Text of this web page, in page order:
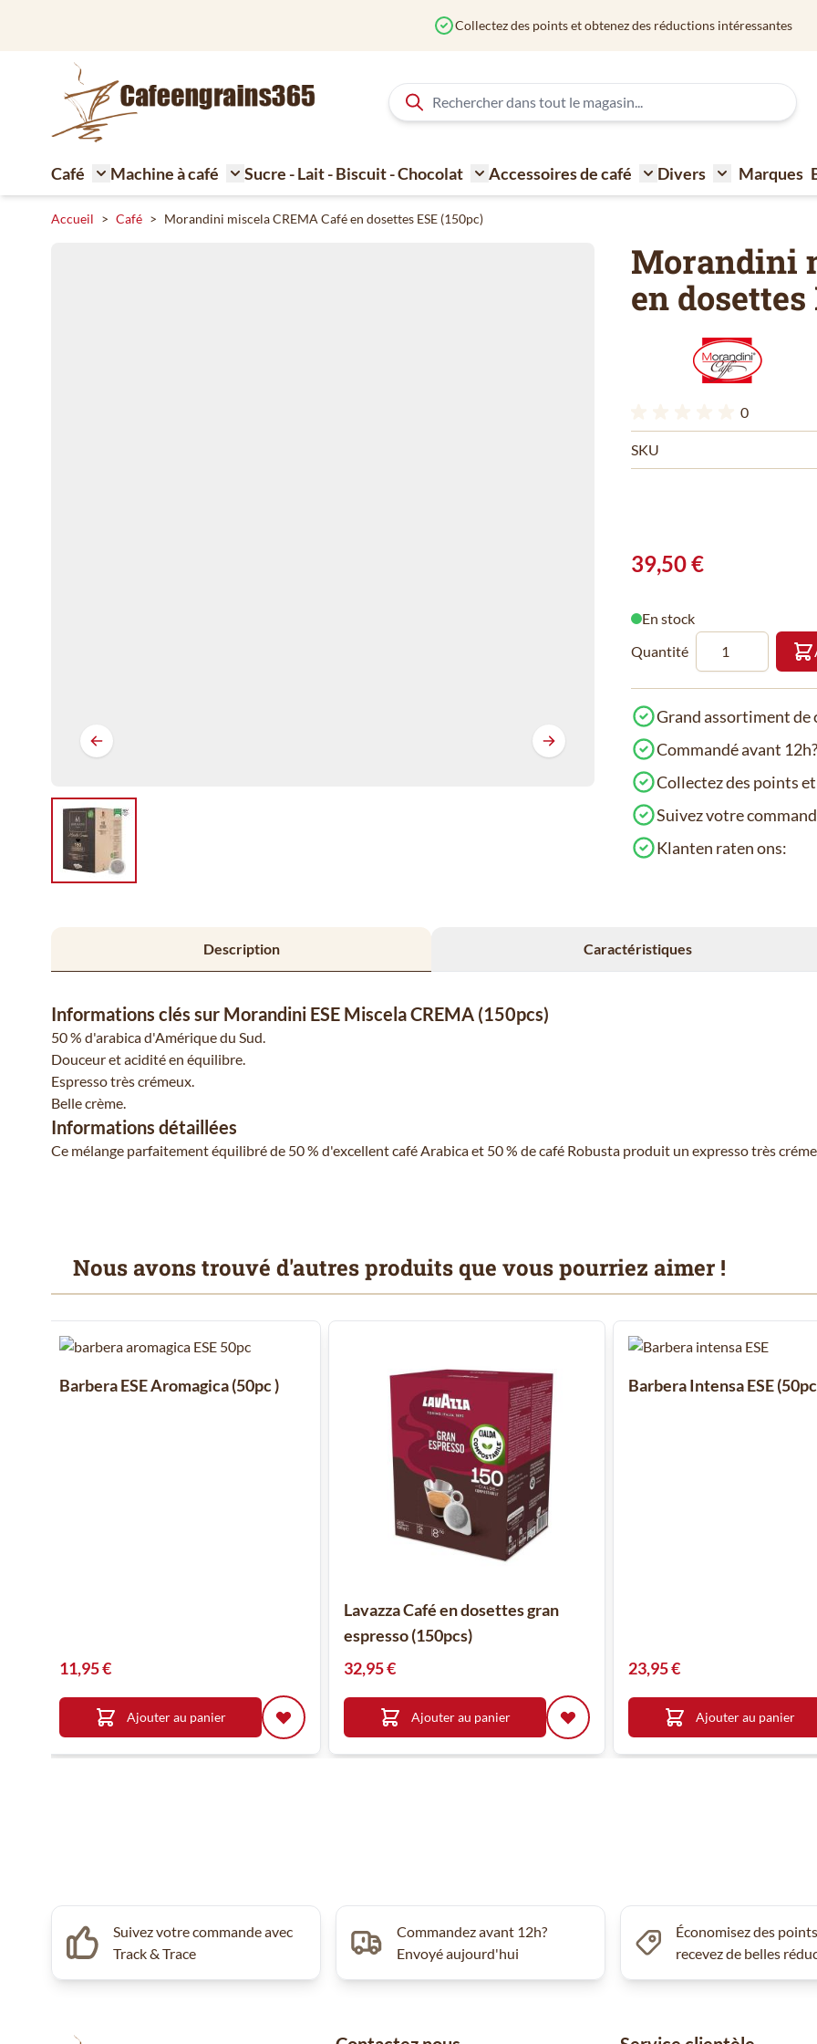
Collectez des points et obtenez des réductions intéressantes
Café
Toggle submenu for Café
Machine à café
Toggle submenu for Machine à café
Sucre - Lait - Biscuit - Chocolat
Toggle submenu for Sucre - Lait - Biscuit -
Accessoires de café
Toggle submenu for
Divers
Toggle
Marques
Accueil > Café > Morandini miscela CREMA Café en dosettes ESE (150pc)
Morandini
en dosettes
0
SKU
39,50 €
En stock
Quantité
Grand assortiment de
Commandé avant
Collectez des points
Suivez votre
Klanten raten ons:
Description Caractéristiques
Informations clés sur Morandini ESE Miscela CREMA (150pcs)
50 % d'arabica d'Amérique du Sud.
Douceur et acidité en équilibre.
Espresso très crémeux.
Belle crème.
Informations détaillées
Ce mélange parfaitement équilibré de 50 % d'excellent café Arabica et 50 % de café Robusta produit un expresso très
Nous avons trouvé d'autres produits que vous pourriez aimer !
Il est possible de naviguer entre les éléments du carrousel à l'aide de la touche de tabulation. Vous pouvez sauter le
Cliquer pour passer le carrousel
Barbera ESE Aromagica (50pc )
11,95 €
Ajouter au panier
Lavazza Café en dosettes gran
espresso (150pcs)
32,95 €
Ajouter au panier
Barbera Intensa ESE
23,95 €
Ajouter au panier
Suivez votre commande avec
Track & Trace
Commandez avant 12h?
Envoyé aujourd'hui
Économisez des
recevez de belles